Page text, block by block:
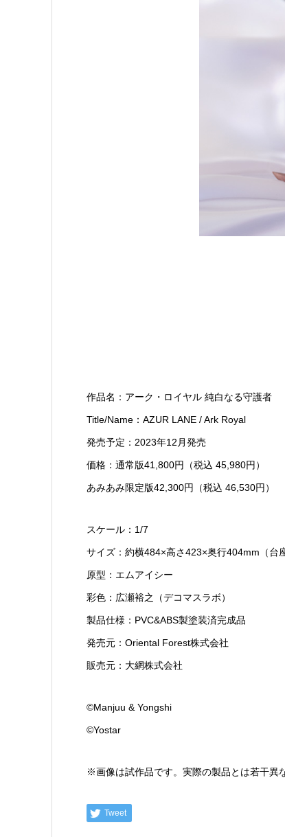
作品名：アーク・ロイヤル 純白なる守護者
Title/Name：AZUR LANE / Ark Royal
発売予定：2023年12月発売
価格：通常版41,800円（税込 45,980円）
あみあみ限定版42,300円（税込 46,530円）
スケール：1/7
サイズ：約横484×高さ423×奥行404mm（台
原型：エムアイシー
彩色：広瀬裕之（デコマスラボ）
製品仕様：PVC&ABS製塗装済完成品
発売元：Oriental Forest株式会社
販売元：大網株式会社
©Manjuu & Yongshi
©Yostar
※画像は試作品です。実際の製品とは若干異
Tweet